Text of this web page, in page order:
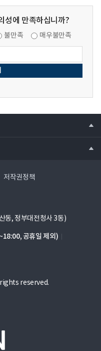
성에 만족하십니까?
불만족 매우불만족
저작권정책
동, 정부대전청사 3동)
공휴일 제외)
reserved.